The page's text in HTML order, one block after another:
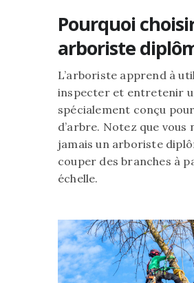
Pourquoi
arboriste
L’arboriste apprend à
inspecter et entretenir
spécialement conçu
d’arbre. Notez que vous
jamais un arboriste
couper des branches à
échelle.